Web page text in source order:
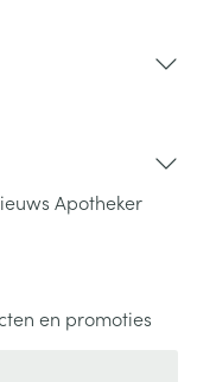
Apotheker
en promoties